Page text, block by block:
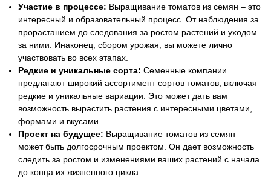
Участие в процессе: Выращивание томатов из семян – это
интересный и образовательный процесс. От наблюдения за
прорастанием до следования за ростом растений и уходом
за ними. Инаконец, сбором урожая, вы можете лично
участвовать во всех этапах.
Редкие и уникальные сорта: Семенные компании
предлагают широкий ассортимент сортов томатов, включая
редкие и уникальные вариации. Это может дать вам
возможность вырастить растения с интересными цветами,
формами и вкусами.
Проект на будущее: Выращивание томатов из семян
может быть долгосрочным проектом. Он дает возможность
следить за ростом и изменениями ваших растений с начала
до конца их жизненного цикла.